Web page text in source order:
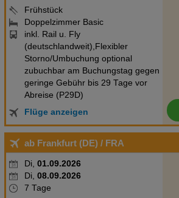
Frühstück
Doppelzimmer Basic
inkl. Rail u. Fly
(deutschlandweit),Flexibler
Storno/Umbuchung optional
zubuchbar am Buchungstag gegen
geringe Gebühr bis 29 Tage vor
Abreise (P29D)
Flüge anzeigen
ab Frankfurt (DE) / FRA
Di, 01.09.2026
Di, 08.09.2026
7 Tage